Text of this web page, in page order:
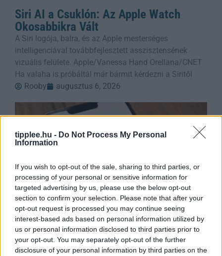
tipplee.hu - Do Not Process My Personal
Information
If you wish to opt-out of the sale, sharing to third parties, or
processing of your personal or sensitive information for
targeted advertising by us, please use the below opt-out
section to confirm your selection. Please note that after your
opt-out request is processed you may continue seeing
interest-based ads based on personal information utilized by
us or personal information disclosed to third parties prior to
your opt-out. You may separately opt-out of the further
disclosure of your personal information by third parties on the
Siri AI a Csuklón: Az Apple Watch
Okosabbikra Vált
A Siri logója, balra, és az Apple mesterséges
intelligenciával továbbfejlesztett asszisztensének
vizuális felülete. Apple/Vanessa Hand Orellana/CNET
Ha valaha is próbáltál már bármit kérdezni a Siritől
Rooby
augusztus 6, 2026
A Feldolgozott Élelmiszerek Nagy
Tévedése
Iratkozz fel a Slatest hírlevelére, hogy naponta